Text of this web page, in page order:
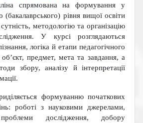
спрямована на формування у
(бакалаврського) рівня вищої освіти
методологію та організацію
У курсі розглядаються
логіка й етапи педагогічного
предмет, мета та завдання, а
збору, аналізу й інтерпретації
формуванню початкових
роботі з науковими джерелами,
дослідження, добору